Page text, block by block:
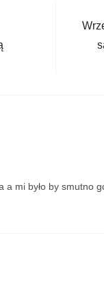
mi było by smutno